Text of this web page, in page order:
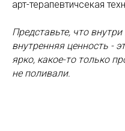
арт-терапевтичсекая
Представьте, что
внутренняя ценность -
ярко, какое-то только
не поливали.